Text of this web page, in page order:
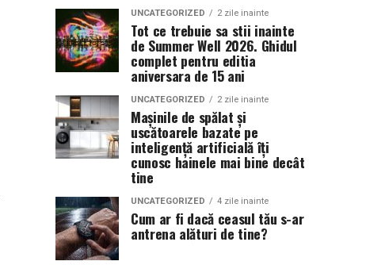
UNCATEGORIZED 2 zile inainte
Tot ce trebuie sa stii inainte
de Summer Well 2026. Ghidul
complet pentru editia
aniversara de 15 ani
UNCATEGORIZED 2 zile inainte
Mașinile de spălat și
uscătoarele bazate pe
inteligență artificială îți
cunosc hainele mai bine decât
tine
UNCATEGORIZED 4 zile inainte
Cum ar fi dacă ceasul tău s-ar
antrena alături de tine?